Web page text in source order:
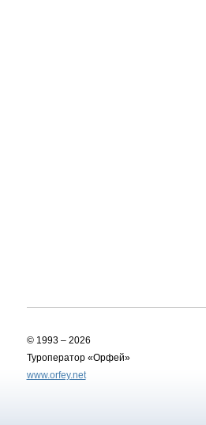
© 1993 – 2026
Туроператор «Орфей»
www.orfey.net